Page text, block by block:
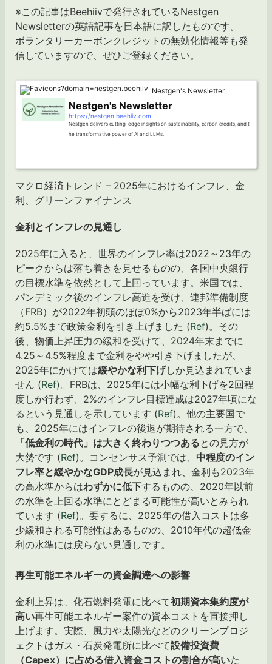
※この記事はBeehiivで発行されているNestgen
Newsletterの英語記事を日本語に訳したものです。
ボランタリーカーボンクレジットの無効化情報等も発
信していますので、ぜひご登録ください。
Nestgen's Newsletter
Nestgen's Newsletter
https://nestgen.beehiiv.com
Nestgen delivers cutting-edge insights on sustainability, carbon credits, and t
he transformative power of AI and LLMs.
マクロ経済トレンド – 2025年におけるインフレ、金
利、グリーンファイナンス
金利とインフレの見通し
2025年に入ると、世界のインフレ率は2022～23年の
ピークからは落ち着きを見せるものの、各国中央銀行
の目標水準を依然として上回っています。米国では、
パンデミック後のインフレ高進を受け、連邦準備制度
（FRB）が2022年初頭のほぼ0%から2023年半ばには
約5.5%まで政策金利を引き上げました (Ref)。その
後、物価上昇圧力の緩和を受けて、2024年末までに
4.25～4.5%程度まで金利をやや引き下げましたが、
2025年にかけては緩やかな利下げしか見込まれていま
せん (Ref)。FRBは、2025年には小幅な利下げを2回程
度しか行わず、2%のインフレ目標達成は2027年頃にな
るという見通しを示しています (Ref)。他の主要国で
も、2025年にはインフレの後退が期待される一方で、
「低金利の時代」は大きく終わりつつあるとの見方が
大勢です (Ref)。コンセンサス予測では、 中程度のイン
フレ率と緩やかなGDP成長が見込まれ、金利も2023年
の高水準からはわずかに低下するものの、2020年以前
の水準を上回る水準にとどまる可能性が高いとみられ
ています (Ref)。要するに、2025年の借入コストは多
少緩和される可能性はあるものの、2010年代の超低金
利の水準には戻らない見通しです。
再生可能エネルギーの資金調達への影響
金利上昇は、化石燃料発電に比べて初期資本集約度が
高い再生可能エネルギー案件の資本コストを直接押し
上げます。実際、風力や太陽光などのクリーンプロジ
ェクトはガス・石炭発電所に比べて設備投資費
（Capex）に占める借入資金コストの割合が高いた